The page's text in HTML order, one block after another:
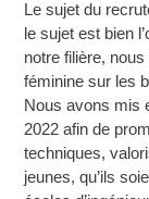
Le sujet du
le sujet est bien
notre filière,
féminine sur les
Nous avons mis
2022 afin de
techniques,
jeunes, qu’ils